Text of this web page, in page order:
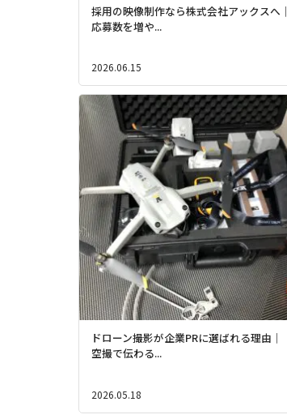
採用の映像制作なら株式会社アックスへ｜
応募数を増や...
2026.06.15
ドローン撮影が企業PRに選ばれる理由｜
空撮で伝わる...
2026.05.18